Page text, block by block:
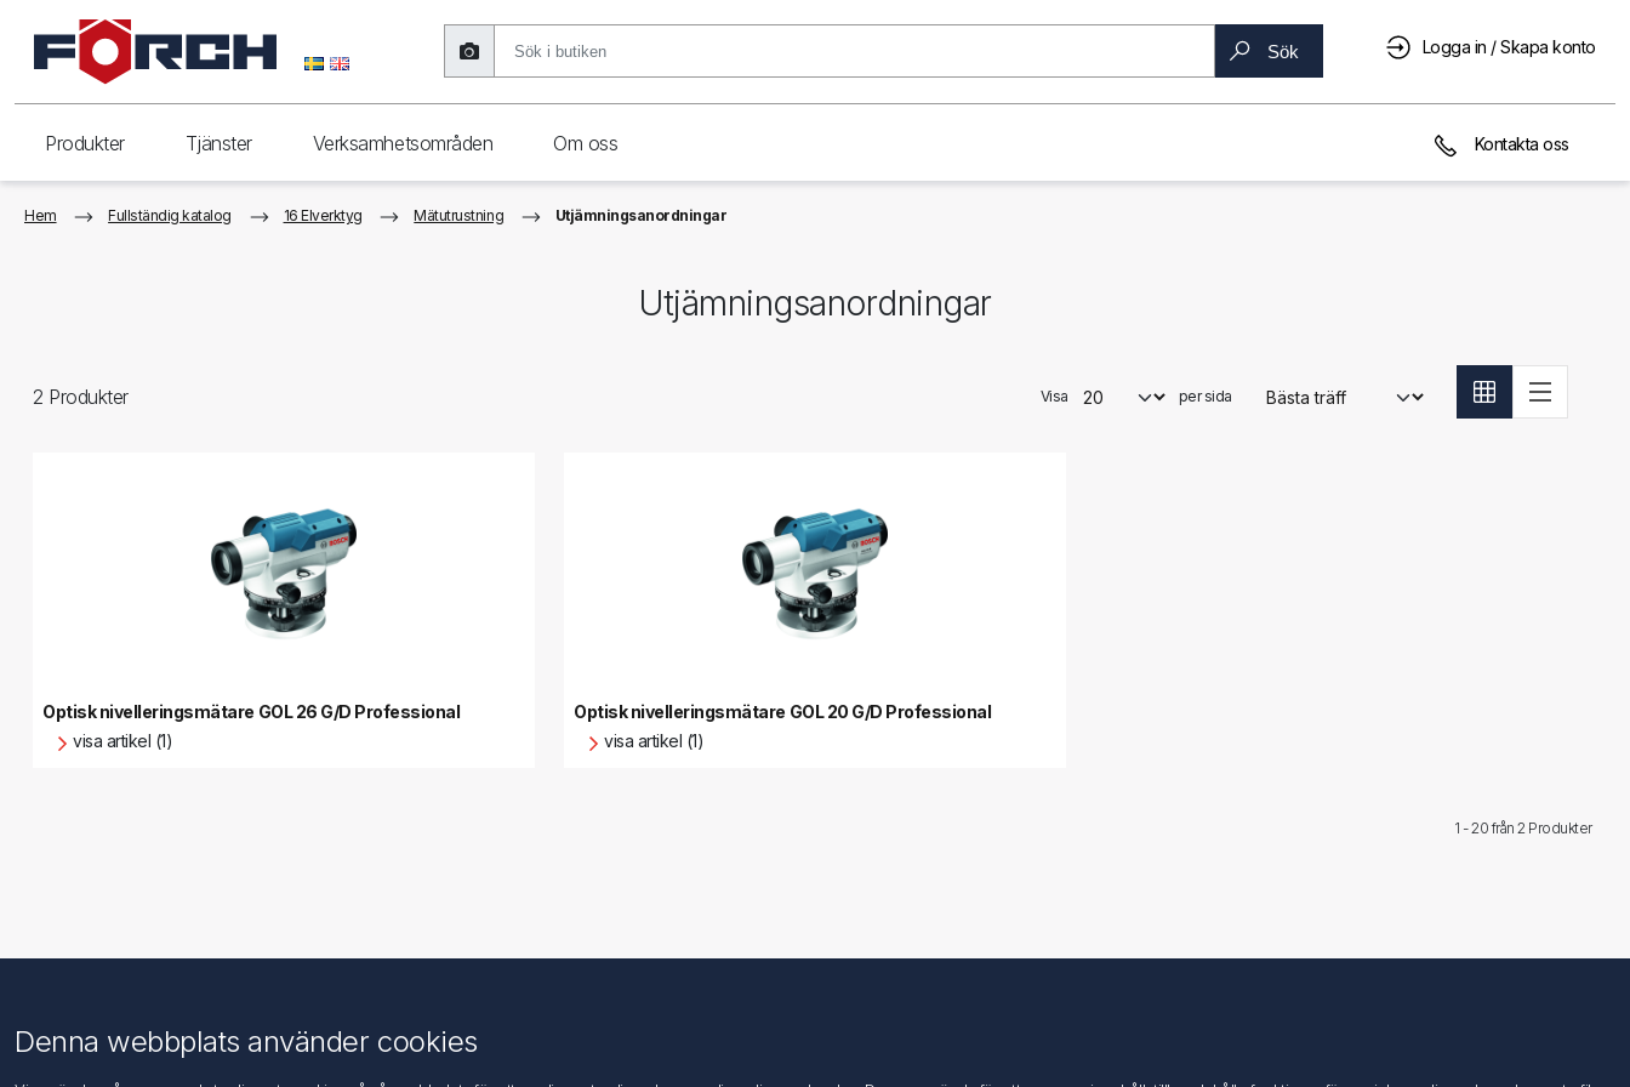
Sök Logga in / Skapa konto
Produkter Tjänster Verksamhetsområden Om oss Kontakta oss
Hem Fullständig katalog 16 Elverktyg Mätutrustning Utjämningsanordningar
Utjämningsanordningar
2 Produkter Visa per sida
Optisk nivelleringsmätare GOL 26 G/D Professional
visa artikel (1)
Optisk nivelleringsmätare GOL 20 G/D Professional
visa artikel (1)
1 - 20 från2 Produkter
Information Kundtjänst
Denna webbplats använder cookies